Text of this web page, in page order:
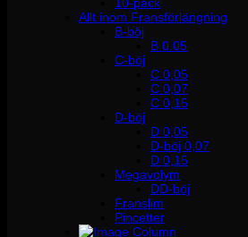
Allt inom Fransförlängning
B-böj
B 0.05
C-böj
C 0,05
C 0,07
C 0,15
D-böj
D 0,05
D-böj 0,07
D 0,15
Megavolym
DD-böj
Franslim
Pincetter